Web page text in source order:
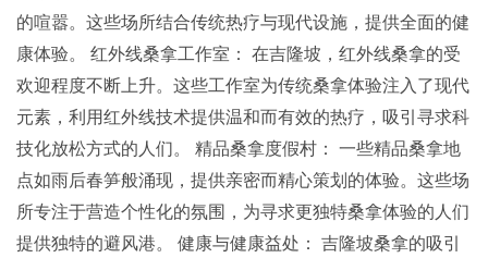
的喧嚣。这些场所结合传统热疗与现代设施，提供全面的健
康体验。 红外线桑拿工作室： 在吉隆坡，红外线桑拿的受
欢迎程度不断上升。这些工作室为传统桑拿体验注入了现代
元素，利用红外线技术提供温和而有效的热疗，吸引寻求科
技化放松方式的人们。 精品桑拿度假村： 一些精品桑拿地
点如雨后春笋般涌现，提供亲密而精心策划的体验。这些场
所专注于营造个性化的氛围，为寻求更独特桑拿体验的人们
提供独特的避风港。 健康与健康益处： 吉隆坡桑拿的吸引